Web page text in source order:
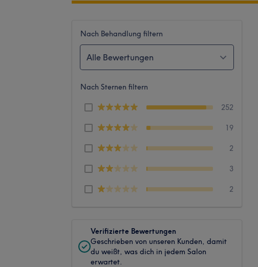
Nach Behandlung filtern
Alle Bewertungen
Nach Sternen filtern
252
19
2
3
2
Verifizierte Bewertungen
Geschrieben von unseren Kunden, damit
du weißt, was dich in jedem Salon
erwartet.